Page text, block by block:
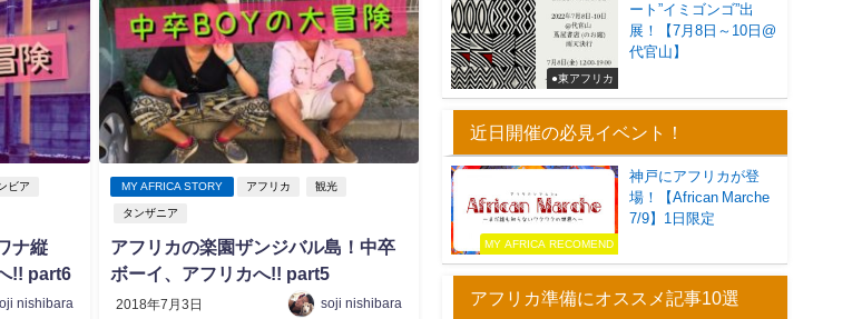
ビア
ナ縦
!! part6
nishibara
MY AFRICA STORY アフリカ 観光
タンザニア
アフリカの楽園ザンジバル島！中卒
ボーイ、アフリカへ!! part5
2018年7月3日 soji nishibara
●東アフリカ
ート”イミゴンゴ”出
展！【7月8日～10日@
代官山】
近日開催の必見イベント！
MY AFRICA RECOMEND
神戸にアフリカが登
場！【African Marche
7/9】1日限定
アフリカ準備にオススメ記事10選